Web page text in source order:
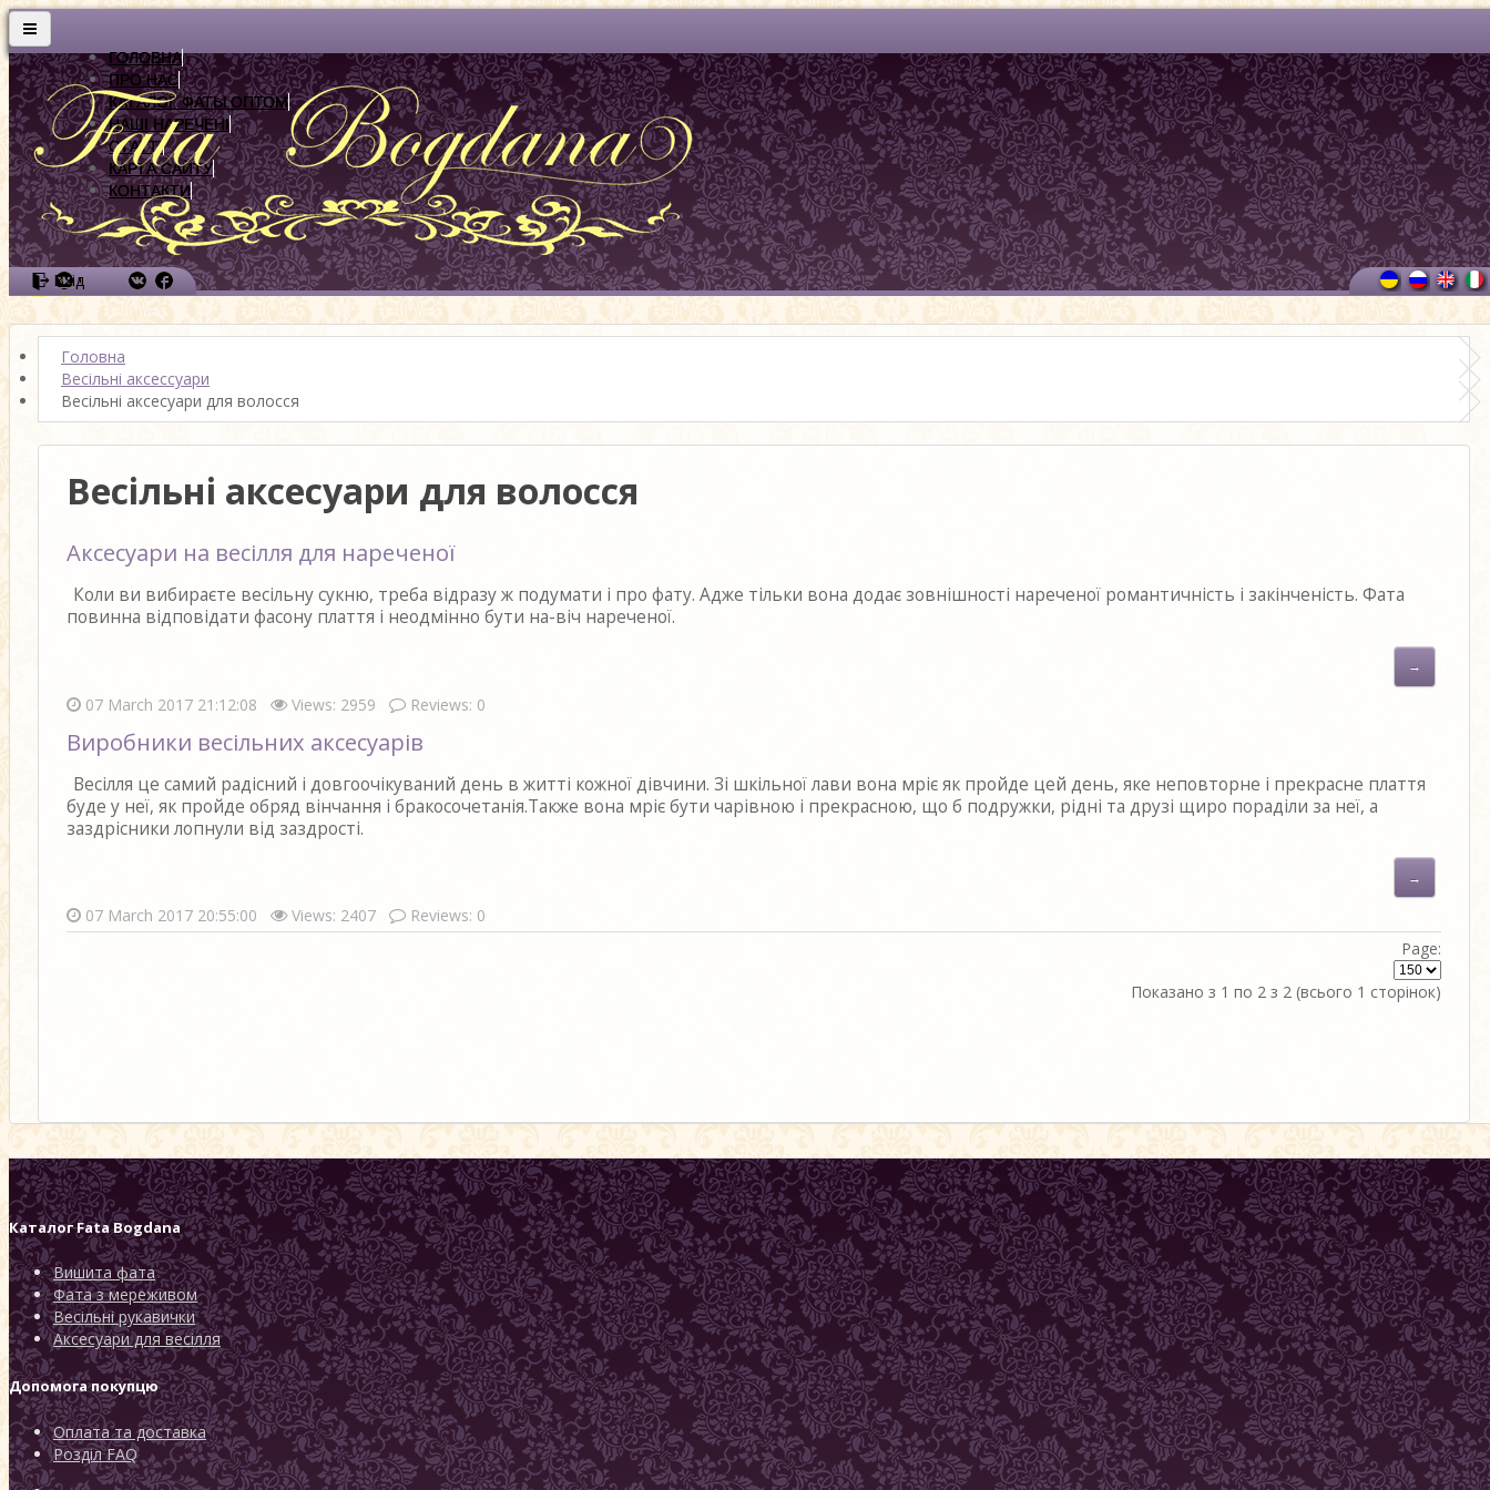
ГОЛОВНА
ПРО НАС
КАТАЛОГ ФАТЫ ОПТОМ
НАШІ НАРЕЧЕНІ
СТАТТІ
КАРТА САЙТУ
КОНТАКТИ
Вхід
Головна
Весільні аксессуари
Весільні аксесуари для волосся
Весільні аксесуари для волосся
Аксесуари на весілля для нареченої
Коли ви вибираєте весільну сукню, треба відразу ж подумати і про фату. Адже тільки вона додає зовнішності нареченої романтичність і закінченість. Фата
повинна відповідати фасону плаття і неодмінно бути на-віч нареченої.
→
07 March 2017 21:12:08 Views: 2959 Reviews: 0
Виробники весільних аксесуарів
Весілля це самий радісний і довгоочікуваний день в житті кожної дівчини. Зі шкільної лави вона мріє як пройде цей день, яке неповторне і прекрасне плаття
буде у неї, як пройде обряд вінчання і бракосочетанія.Также вона мріє бути чарівною і прекрасною, що б подружки, рідні та друзі щиро пораділи за неї, а
заздрісники лопнули від заздрості.
→
07 March 2017 20:55:00 Views: 2407
Reviews: 0
Page:
Показано з 1 по 2 з 2 (всього 1 сторінок)
КаталогFata Bogdana
Вишита фата
Фата з мереживом
Весільні рукавички
Аксесуари для весілля
Допомога покупцю
Оплата та доставка
Розділ FAQ